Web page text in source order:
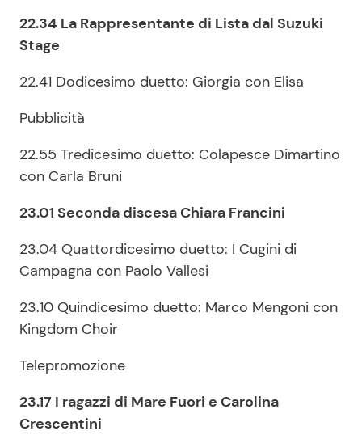
22.34 La Rappresentante di Lista dal Suzuki
Stage
22.41 Dodicesimo duetto: Giorgia con Elisa
Pubblicità
22.55 Tredicesimo duetto: Colapesce Dimartino
con Carla Bruni
23.01 Seconda discesa Chiara Francini
23.04 Quattordicesimo duetto: I Cugini di
Campagna con Paolo Vallesi
23.10 Quindicesimo duetto: Marco Mengoni con
Kingdom Choir
Telepromozione
23.17 I ragazzi di Mare Fuori e Carolina
Crescentini